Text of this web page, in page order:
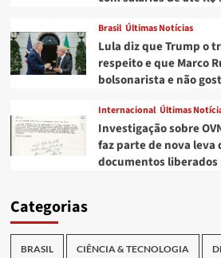
Brasil Últimas Notícias
Lula diz que Trump o
respeito e que Marco
bolsonarista e não
Internacional Últimas
Investigação sobre
faz parte de nova leva
documentos liberados
Categorias
BRASIL CIÊNCIA & TECNOLOGIA